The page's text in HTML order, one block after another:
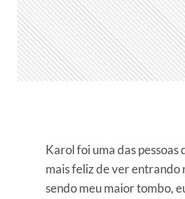
Karol foi uma das pessoas
mais feliz de ver entrando
sendo meu maior tombo,